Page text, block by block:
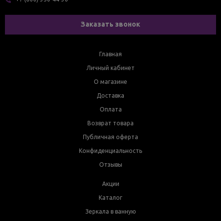
Заказать звонок
Главная
Личный кабинет
О магазине
Доставка
Оплата
Возврат товара
Публичная оферта
Конфиденциальность
Отзывы
Акции
Каталог
Зеркала в ванную